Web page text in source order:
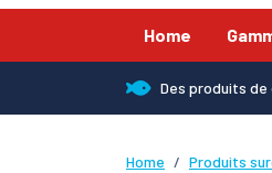
Home
Des produits
Home Produits